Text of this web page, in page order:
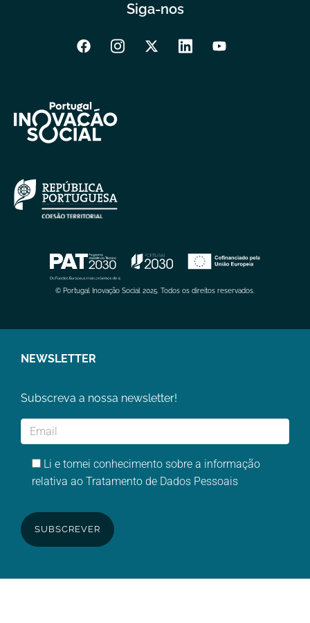
Siga-nos
© Portugal Inovação Social 2025. Todos os direitos reservados.
NEWSLETTER
Subscreva a nossa newsletter!
Li e tomei conhecimento sobre a informação
relativa ao Tratamento de Dados Pessoais